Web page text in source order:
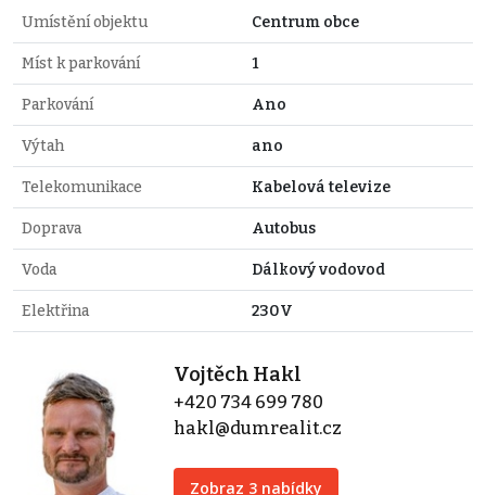
Umístění objektu Centrum obce
Míst k parkování 1
Parkování Ano
Výtah ano
Telekomunikace Kabelová televize
Doprava Autobus
Voda Dálkový vodovod
Elektřina 230V
Vojtěch Hakl
+420 734 699 780
hakl@dumrealit.cz
Zobraz 3 nabídky